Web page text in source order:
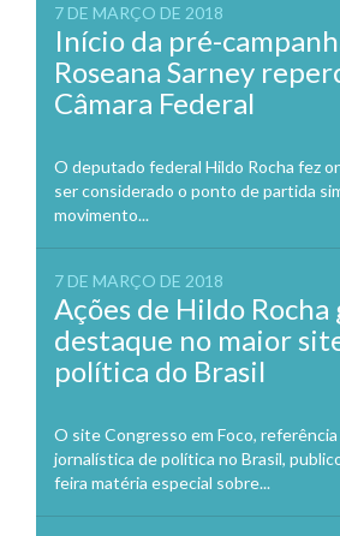
7 DE MARÇO DE 2018
Início da pré-
Roseana Sarney
Câmara Federal
O deputado federal Hildo Rocha fez
ser considerado o ponto de partida
movimento...
7 DE MARÇO DE 2018
Ações de Hildo Rocha
destaque no maior
política do Brasil
O site Congresso em Foco,
jornalística de política no Brasil,
feira matéria especial sobre...